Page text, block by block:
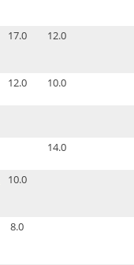
17.0 12.0
12.0 10.0
14.0
10.0
8.0